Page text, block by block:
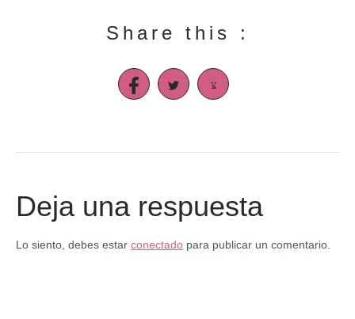
Share this :
Deja una respuesta
Lo siento, debes estar conectado para publicar un comentario.